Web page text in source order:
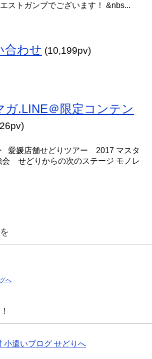
トガンプでございます！ &nbs...
合わせ (10,199pv)
ガ.LINE＠限定コンテン
愛媛店舗せどりツアー 2017 マスタ
せどりからの次のステージ モノレ
へ